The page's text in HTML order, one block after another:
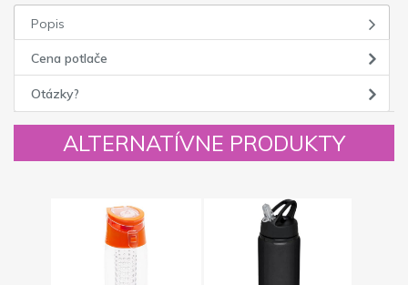
Popis
Cena potlače
Otázky?
ALTERNATÍVNE PRODUKTY